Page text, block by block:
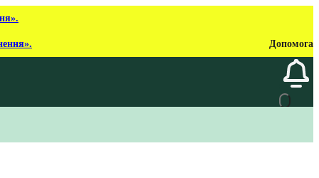
Допомога